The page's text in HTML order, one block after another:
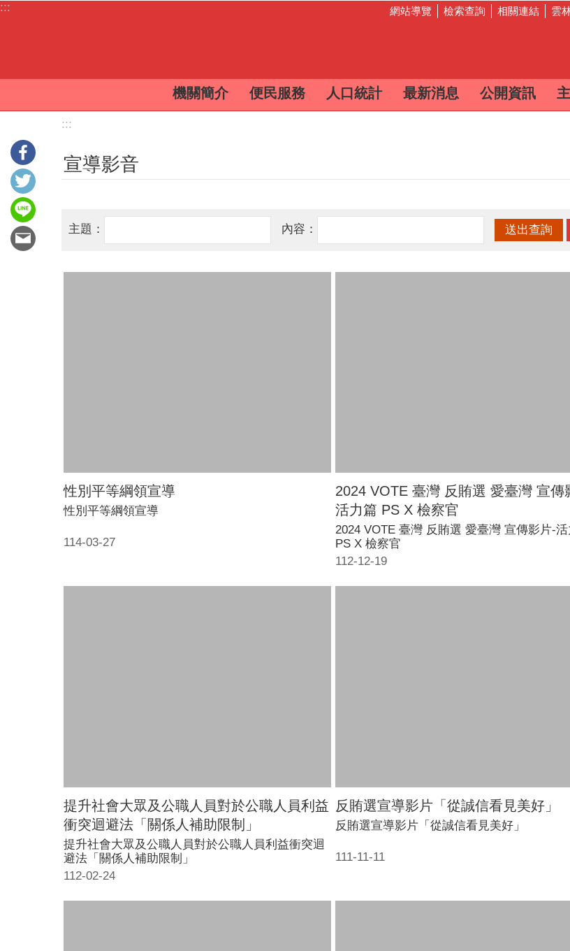
跳到主要內容區塊
::: 網站導覽 檢索查詢 相關連結 雲
機關簡介 便民服務 人口統計 最新消息 公開資訊
:::
宣導影音
主題： 內容：
性別平等綱領宣導
114-03-27
性別平等綱領宣導
2024 VOTE 臺灣 反賄選 愛臺灣 宣傳
活力篇 PS X 檢察官
112-12-19
2024 VOTE 臺灣 反賄選 愛臺灣 宣傳影片-活
PS X 檢察官
提升社會大眾及公職人員對於公職人員利益
衝突迴避法「關係人補助限制」
112-02-24
提升社會大眾及公職人員對於公職人員利益衝突迴
避法「關係人補助限制」
反賄選宣導影片「從誠信看見美好」
111-11-11
反賄選宣導影片「從誠信看見美好」